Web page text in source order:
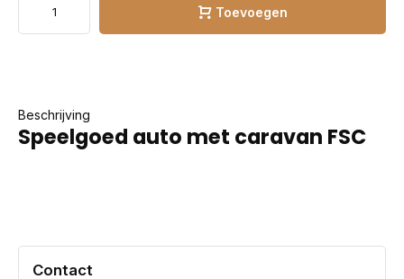
Toevoegen
Beschrijving
Speelgoed auto met caravan FSC
Contact